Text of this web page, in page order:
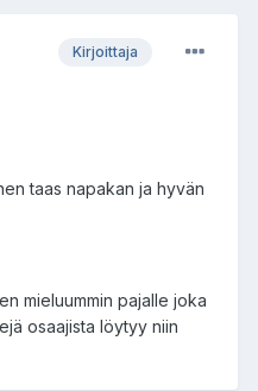
Kirjoittaja
taas napakan ja hyvän
mieluummin pajalle joka
osaajista löytyy niin